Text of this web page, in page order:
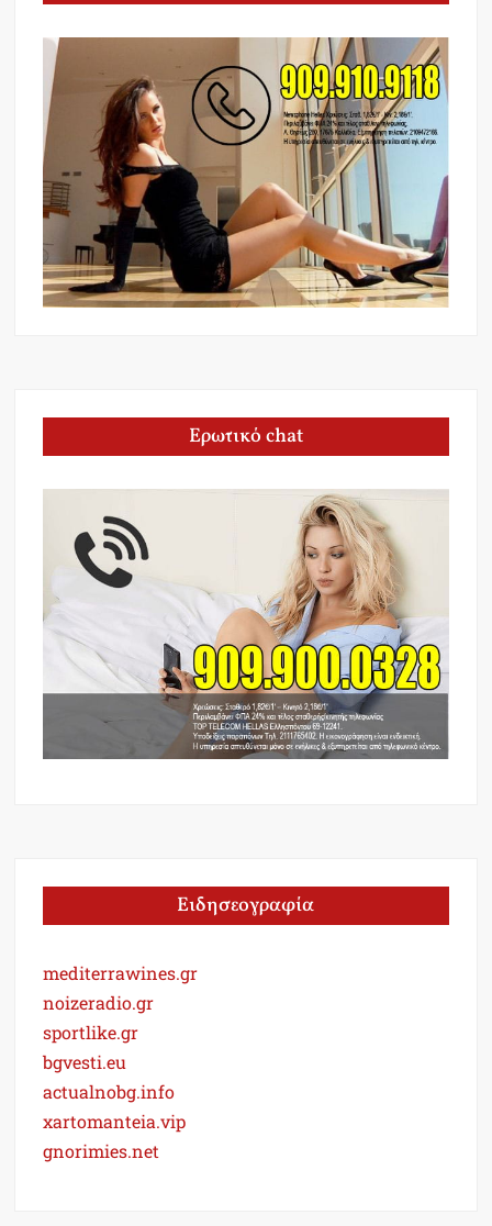
Ερωτικό chat
Ειδησεογραφία
mediterrawines.gr
noizeradio.gr
sportlike.gr
bgvesti.eu
actualnobg.info
xartomanteia.vip
gnorimies.net